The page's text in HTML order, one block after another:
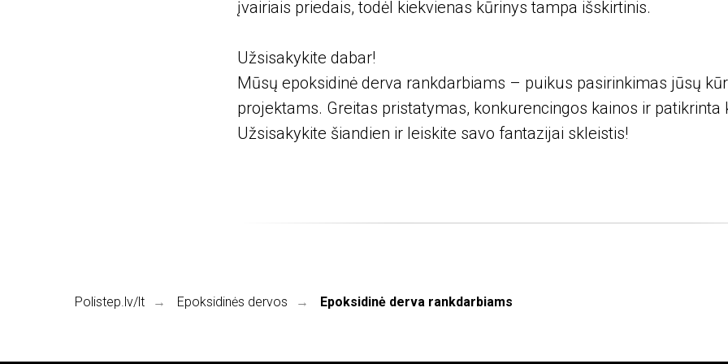
įvairiais priedais, todėl kiekvienas kūrinys tampa išskirtinis.
Užsisakykite dabar!
Mūsų epoksidinė derva rankdarbiams – puikus pasirinkimas jūsų
projektams. Greitas pristatymas, konkurencingos kainos ir patikrinta
Užsisakykite šiandien ir leiskite savo fantazijai skleistis!
Polistep.lv/lt → Epoksidinės dervos → Epoksidinė derva rankdarbiams